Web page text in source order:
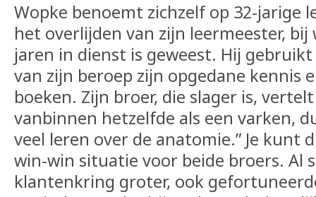
Wopke benoemt zichzelf op 32-jarige
het overlijden van zijn leermeester, bij
jaren in dienst is geweest. Hij
van zijn beroep zijn opgedane kennis
boeken. Zijn broer, die slager is,
vanbinnen hetzelfde als een varken,
veel leren over de anatomie.” Je kunt
win-win situatie voor beide broers. Al
klantenkring groter, ook